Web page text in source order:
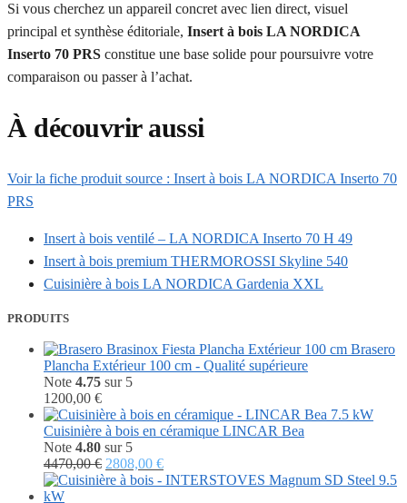
Si vous cherchez un appareil concret avec lien direct, visuel
principal et synthèse éditoriale, Insert à bois LA NORDICA
Inserto 70 PRS constitue une base solide pour poursuivre votre
comparaison ou passer à l’achat.
À découvrir aussi
Voir la fiche produit source : Insert à bois LA NORDICA Inserto 70
PRS
Insert à bois ventilé – LA NORDICA Inserto 70 H 49
Insert à bois premium THERMOROSSI Skyline 540
Cuisinière à bois LA NORDICA Gardenia XXL
PRODUITS
Brasero
Plancha Extérieur 100 cm - Qualité supérieure
Note 4.75 sur 5
1200,00 €
Cuisinière à bois en céramique LINCAR Bea
Note 4.80 sur 5
4470,00€ Le
prix
2808,00 €Le
prix